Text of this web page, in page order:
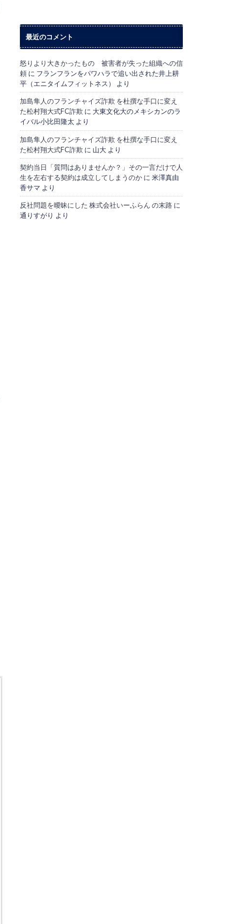
最近のコメント
怒りより大きかったもの 被害者が失った組織への信
頼 に フランフランをパワハラで追い出された井上耕
平（エニタイムフィットネス）
より
加島隼人のフランチャイズ詐欺 を杜撰な手口に変え
た松村翔大式FC詐欺 に 大東文化大のメキシカンのラ
イバル小比田隆太 より
加島隼人のフランチャイズ詐欺 を杜撰な手口に変え
た松村翔大式FC詐欺 に 山大 より
契約当日「質問はありませんか？」その一言だけで人
生を左右する契約は成立してしまうのか に 米澤真由
香サマ より
反社問題を曖昧にした 株式会社いーふらん の末路 に
通りすがり より